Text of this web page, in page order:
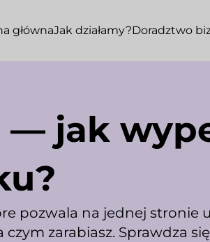
głównaJak działamy?Doradztwo
— jak
pozwala na jednej stronie
zarabiasz. Sprawdza